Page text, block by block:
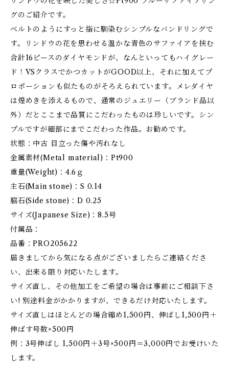
グのご紹介です。
ベルトのようにすっと指に馴染むシンプルなバンドリングで
す。リンドウの花を思わせる温かな青色のサファイアを挟む
合計16ピースのダイヤモンドが、なんといってもハイグレー
ド！VSクラスでかつカットがGOOD以上、それに加えてプ
ロポーションも似たものがそろえられています。メレダイヤ
は煌めきを添えるもので、通常のジュエリー（ブランド品以
外）だとここまで品質にこだわったものは珍しいです。シン
プルですが細部にまでこだわった作品。お勧めです。
状態：中古 目立った傷や汚れなし
金属素材(Metal material)：Pt900
重量(Weight)：4.6ｇ
主石(Main stone)：S 0.14
脇石(Side stone)：D 0.25
サイズ(Japanese Size)：8.5号
付属品：
品番：PRO205622
届きましてから気になる点がございましたらご連絡くださ
い、出来る限り対応いたします。
サイズ直し、その他加工をご希望の場合は事前にご相談下さ
い! 別途料金がかかりますが、できるだけ対応いたします。
サイズ直しはほとんどの場合縮め1,500円、伸ばし1,500円＋
伸ばす号数×500円
例：3号伸ばし 1,500円＋3号×500円＝3,000円でお受けいた
します。